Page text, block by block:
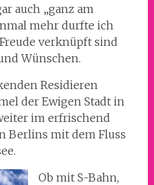
auch „ganz am
mehr durfte ich
verknüpft sind
Wünschen.
Residieren
der Ewigen Stadt in
im erfrischend
Berlins mit dem Fluss
Ob mit S-Bahn,